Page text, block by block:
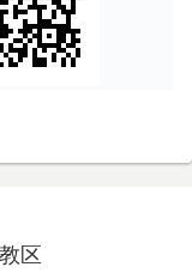
区